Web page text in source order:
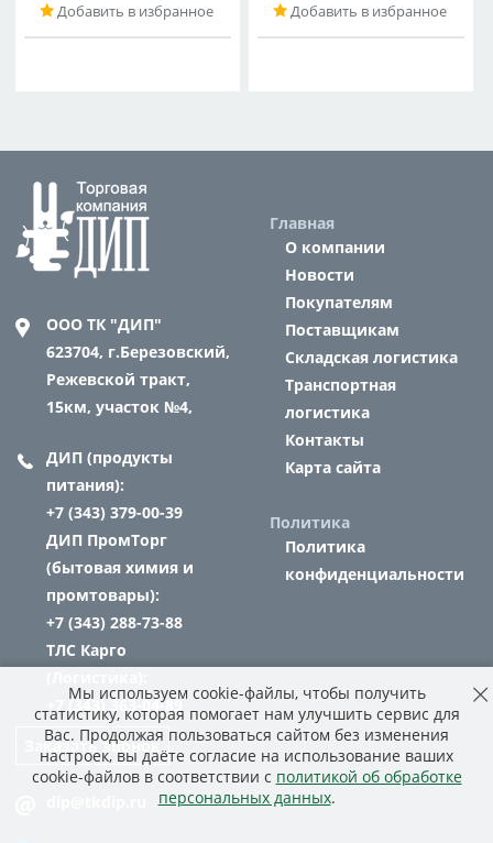
Добавить в избранное
Добавить в избранное
ООО ТК "ДИП"
623704, г.Березовский,
Режевской тракт,
15км, участок №4,
ДИП (продукты
питания):
+7 (343) 379-00-39
ДИП ПромТорг
(бытовая химия и
промтовары):
+7 (343) 288-73-88
ТЛС Карго
+7 (343) 363-04-89
Заказать звонок
Главная
О компании
Новости
Покупателям
Поставщикам
Складская логистика
Транспортная
логистика
Контакты
Карта сайта
Политика
Политика
конфиденциальности
Мы используем cookie-файлы, чтобы получить
статистику, которая помогает нам улучшить сервис для
Вас. Продолжая пользоваться сайтом без изменения
настроек, вы даёте согласие на использование ваших
cookie-файлов в соответствии с политикой об обработке
персональных данных.